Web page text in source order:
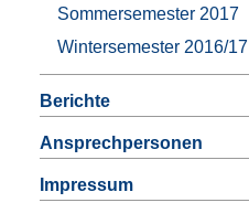
Sommersemester 2017
Wintersemester 2016/17
Berichte
Ansprechpersonen
Impressum